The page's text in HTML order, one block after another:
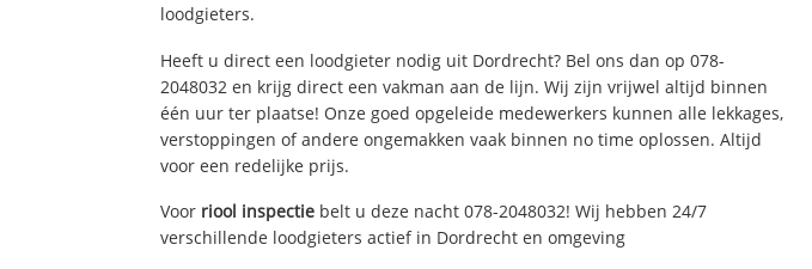
loodgieters.
Heeft u direct een loodgieter nodig uit Dordrecht? Bel ons dan op 078-
2048032 en krijg direct een vakman aan de lijn. Wij zijn vrijwel altijd binnen
één uur ter plaatse! Onze goed opgeleide medewerkers kunnen alle lekkages,
verstoppingen of andere ongemakken vaak binnen no time oplossen. Altijd
voor een redelijke prijs.
Voor riool inspectie belt u deze nacht 078-2048032! Wij hebben 24/7
verschillende loodgieters actief in Dordrecht en omgeving